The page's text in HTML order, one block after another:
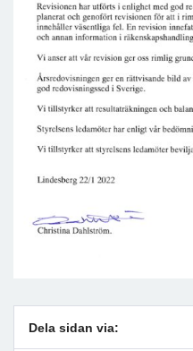
Dela sidan via: